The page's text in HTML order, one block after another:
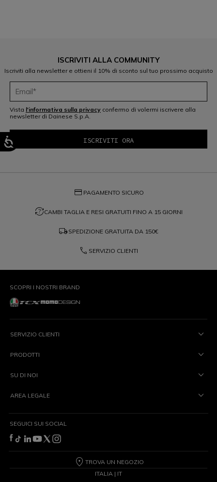
ISCRIVITI ALLA COMMUNITY
Iscriviti alla newsletter e ottieni il 10% di sconto sul tuo prossimo acquisto
Vista l'informativa sulla privacy confermo di volermi iscrivere alla
newsletter di Dainese S.p.A.
credit_card PAGAMENTO SICURO
question_exchangeCAMBI TAGLIA E RESI GRATUITI FINO A 15 GIORNI
local_shipping SPEDIZIONE GRATUITA DA 150€
phone SERVIZIO CLIENTI
SCOPRI I NOSTRI BRAND
SERVIZIO CLIENTI
PRODOTTI
SU DI NOI
AREA LEGALE
SEGUICI SUI SOCIAL
TROVA UN NEGOZIO
ITALIA | IT